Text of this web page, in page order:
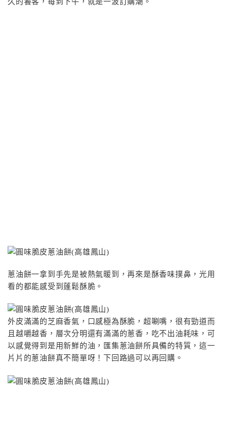
蔥油餅一拿到手先是被熱氣暖到，再來是酥香味撲鼻，光用
看的都能感受到蓬鬆酥脆。
外皮滿滿的芝麻香氣，口感極為酥脆，超唰嘴，很有勁道而
且越嚼越香，層次分明還有滿滿的蔥香，吃不出油耗味，可
以感覺得到是用新鮮的油，匯集蔥油餅所具備的特質，這一
片片的蔥油餅真不簡單呀！下回路過可以再回購。